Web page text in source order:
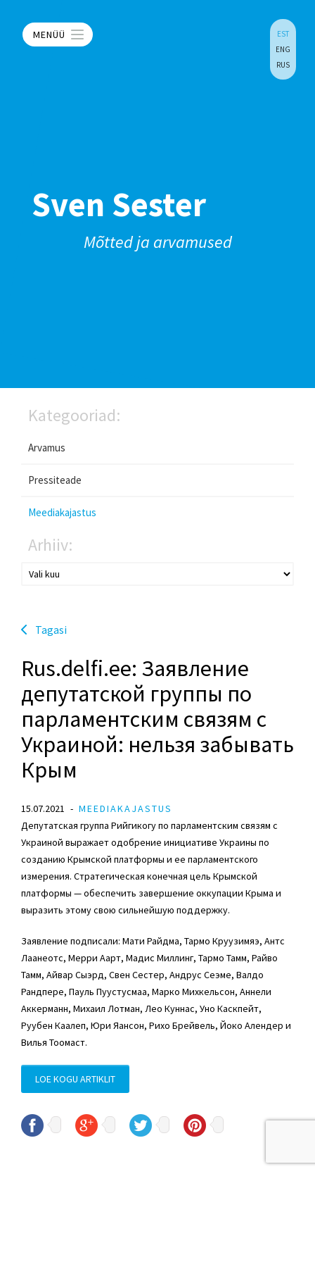
MENÜÜ
EST
ENG
RUS
Sven Sester
Mõtted ja arvamused
Kategooriad:
Arvamus
Pressiteade
Meediakajastus
Arhiiv:
Tagasi
Rus.delfi.ee: Заявление
депутатской группы по
парламентским связям с
Украиной: нельзя забывать
Крым
15.07.2021
MEEDIAKAJASTUS
Депутатская группа Рийгикогу по парламентским связям с
Украиной выражает одобрение инициативе Украины по
созданию Крымской платформы и ее парламентского
измерения. Стратегическая конечная цель Крымской
платформы — обеспечить завершение оккупации Крыма и
выразить этому свою сильнейшую поддержку.
Заявление подписали: Мати Райдма, Тармо Круузимяэ, Антс
Лаанеотс, Мерри Аарт, Мадис Миллинг, Тармо Тамм, Райво
Тамм, Айвар Сыэрд, Свен Сестер, Андрус Сеэме, Валдо
Рандпере, Пауль Пуустусмаа, Марко Михкельсон, Аннели
Аккерманн, Михаил Лотман, Лео Куннас, Уно Каскпейт,
Руубен Каалеп, Юри Яансон, Рихо Брейвель, Йоко Алендер и
Вилья Тоомаст.
LOE KOGU ARTIKLIT